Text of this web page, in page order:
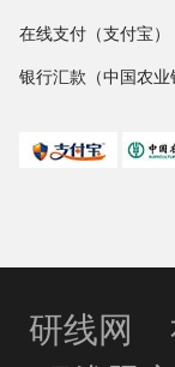
在线支付（支付宝）
银行汇款（中国农业
研线网